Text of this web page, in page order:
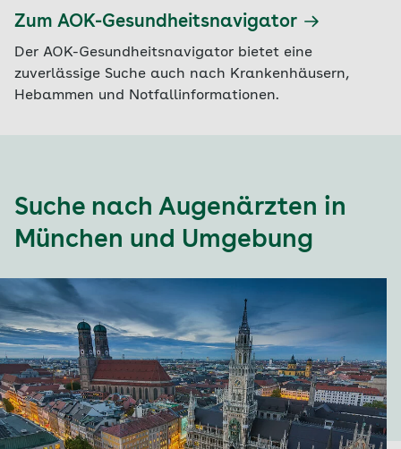
Zum AOK-Gesundheitsnavigator
Der AOK-Gesundheitsnavigator bietet eine
zuverlässige Suche auch nach Krankenhäusern,
Hebammen und Notfallinformationen.
Suche nach Augenärzten in
München und Umgebung